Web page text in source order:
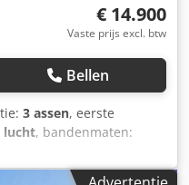
€ 14.900
Vaste prijs excl. btw
Bellen
3 assen, eerste
lucht, bandenmaten:
Trommelremmen